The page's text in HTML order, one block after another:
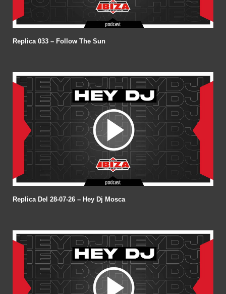
Replica 033 – Follow The Sun
Replica Del 28-07-26 – Hey Dj Mosca